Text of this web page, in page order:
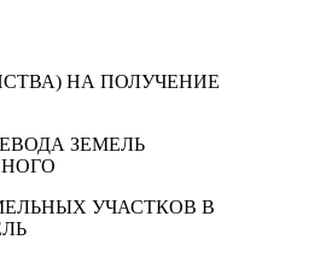
НА ПОЛУЧЕНИЕ
ЗЕМЕЛЬ
УЧАСТКОВ В